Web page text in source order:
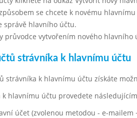
se chcete k novému
správě hlavního účtu.
průvodce vytvořením nového hlavního
strávníka k hlavnímu účtu
strávníka k hlavnímu účtu získáte
hlavnímu účtu provedete
účet (zvolenou metodou - e-mailem